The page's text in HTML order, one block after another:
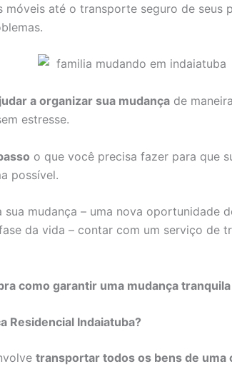
móveis até o transporte seguro de seus
a organizar sua mudança de
estresse.
o que você precisa fazer para que
possível.
mudança – uma nova oportunidade
da vida – contar com um serviço de
como garantir uma mudança
Residencial Indaiatuba?
transportar todos os bens de uma